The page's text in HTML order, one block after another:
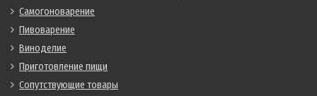
Самогоноварение
Пивоварение
Виноделие
Приготовление пищи
Сопутствующие товары